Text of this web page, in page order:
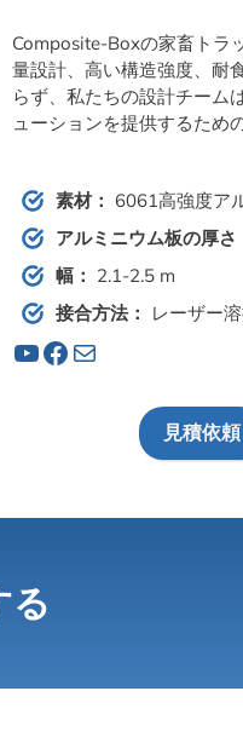
Composite-Boxの家畜トラ
量設計、高い構造強度、耐
らず、私たちの設計チーム
ューションを提供するため
素材： 6061高強度ア
アルミニウム板の厚さ
幅： 2.1-2.5 m
接合方法：
レーザー
YouTube フェイスブックメール
見積依頼
る